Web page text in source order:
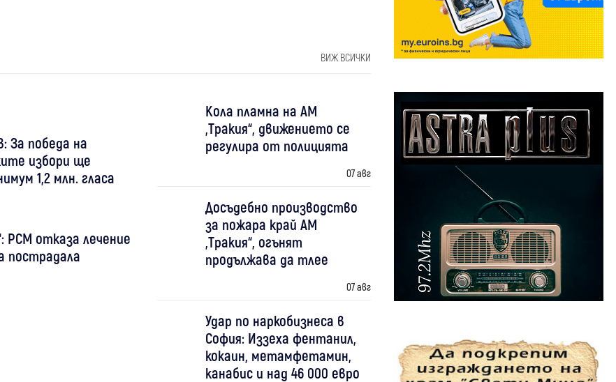
ВИЖ ВСИЧКИ
За победа на
избори ще
1,2 млн. гласа
РСМ отказа лечение
пострадала
Кола пламна на АМ
„Тракия“, движението се
регулира от полицията
07 авг
Досъдебно производство
за пожара край АМ
„Тракия“, огънят
продължава да тлее
07 авг
Удар по наркобизнеса в
София: Иззеха фентанил,
кокаин, метамфетамин,
канабис и над 46 000 евро